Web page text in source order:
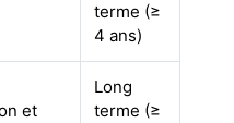
terme (≥
4 ans)
et
Long
terme (≥